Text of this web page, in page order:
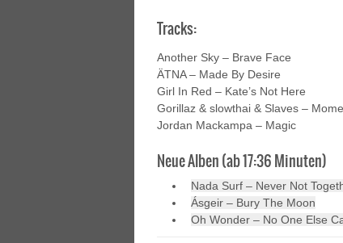
Tracks:
Another Sky – Brave Face
ÄTNA – Made By Desire
Girl In Red – Kate’s Not Here
Gorillaz & slowthai & Slaves –
Jordan Mackampa – Magic
Neue Alben (ab 17:36 Minuten)
Nada Surf – Never Not
Ásgeir – Bury The Moon
Oh Wonder – No One Else